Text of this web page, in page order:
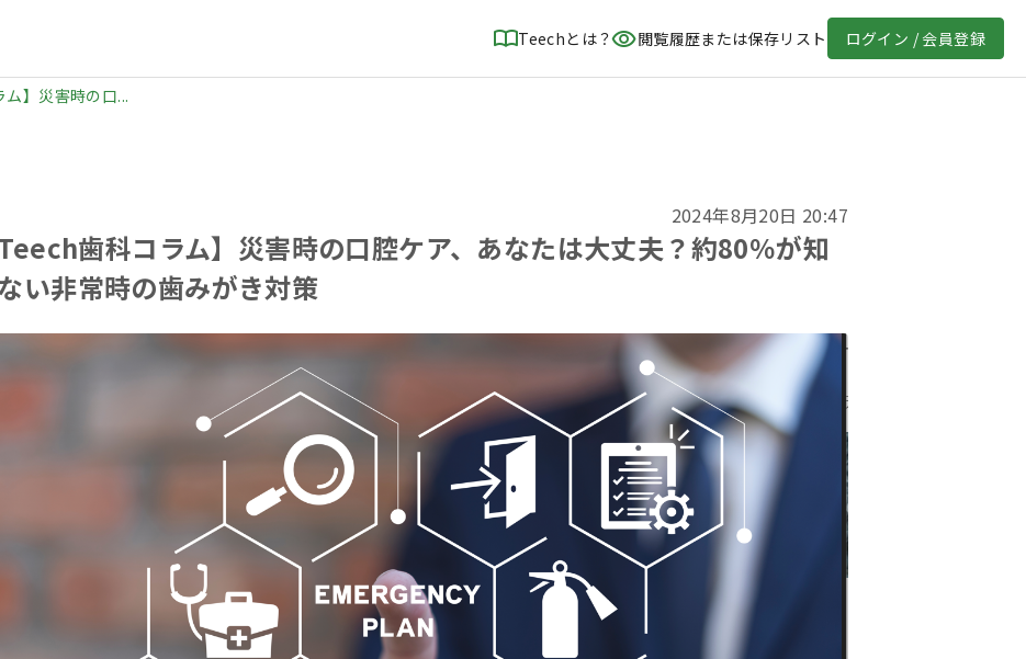
Teechとは？ 閲覧履歴または保存リスト ログイン / 会員登録
ム】災害時の口...
2024年8月20日 20:47
Teech歯科コラム】災害時の口腔ケア、あなたは大丈夫？約80％が知
い非常時の歯みがき対策